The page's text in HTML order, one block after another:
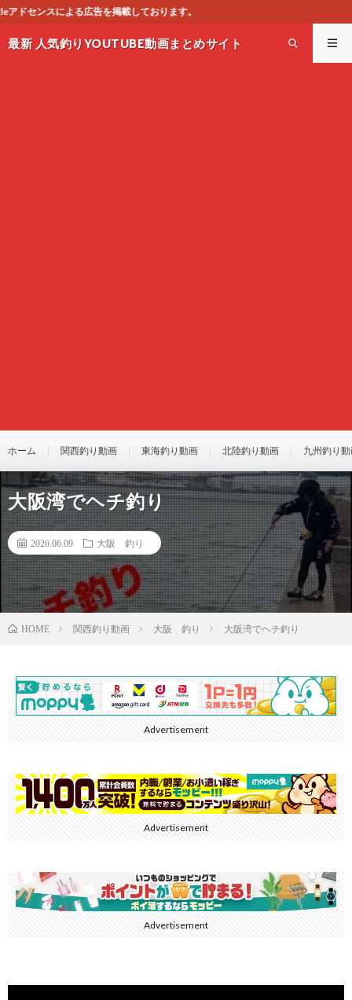
おります。
最新 人気釣りYOUTUBE動画まとめサイト
ホーム 関西釣り動画 東海釣り動画 北陸釣り動画 九州釣り
大阪湾でヘチ釣り
2026.06.09 大阪 釣り
HOME 関西釣り動画 大阪 釣り 大阪湾でヘチ釣り
Advertisement
Advertisement
Advertisement